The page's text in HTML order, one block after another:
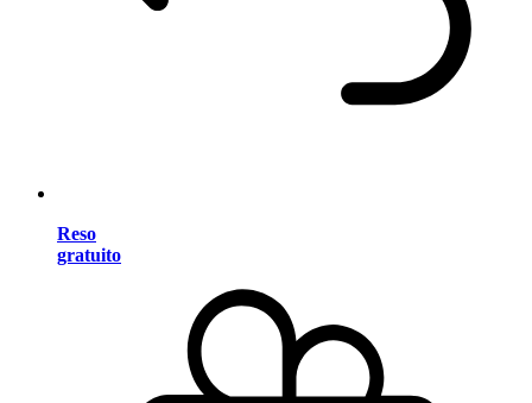
Reso
gratuito